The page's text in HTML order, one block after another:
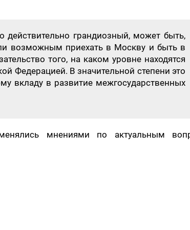
грандиозный, может быть,
возможным приехать в Москву и быть в
того, на каком уровне находятся
Федерацией. В значительной степени это
вкладу в развитие межгосударственных
мнениями по актуальным